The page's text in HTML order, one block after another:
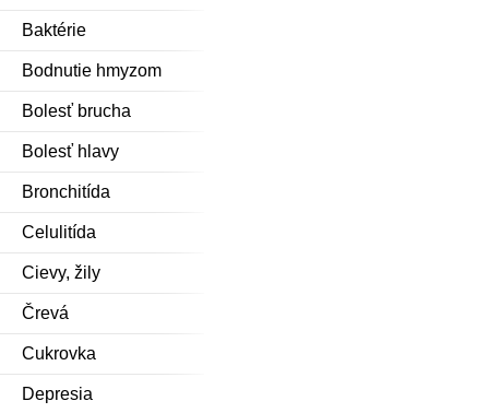
Baktérie
Bodnutie hmyzom
Bolesť brucha
Bolesť hlavy
Bronchitída
Celulitída
Cievy, žily
Črevá
Cukrovka
Depresia